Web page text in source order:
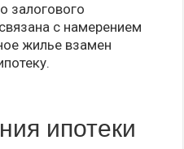
залогового
с намерением
жилье взамен
ипотеки